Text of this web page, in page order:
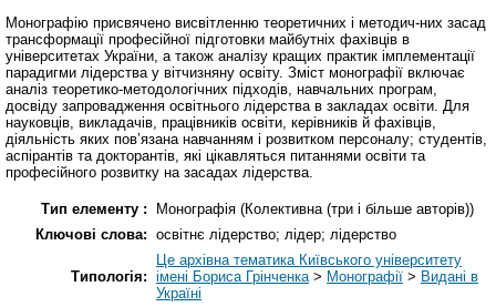
Монографію присвячено висвітленню теоретичних і методич-них засад
трансформації професійної підготовки майбутніх фахівців в
університетах України, а також аналізу кращих практик імплементації
парадигми лідерства у вітчизняну освіту. Зміст монографії включає
аналіз теоретико-методологічних підходів, навчальних програм,
досвіду запровадження освітнього лідерства в закладах освіти. Для
науковців, викладачів, працівників освіти, керівників й фахівців,
діяльність яких пов’язана навчанням і розвитком персоналу; студентів,
аспірантів та докторантів, які цікавляться питаннями освіти та
професійного розвитку на засадах лідерства.
Тип елементу :
Монографія (Колективна (три і більше авторів))
Ключові слова: освітнє лідерство; лідер; лідерство
Типологія:
Це архівна тематика Київського університету
імені Бориса Грінченка> Монографії > Видані в
Україні